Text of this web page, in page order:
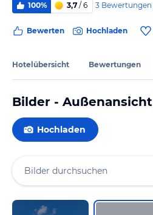
100% 3,7 / 6 3 Bewertungen
Bewerten Hochladen
Hotelübersicht Bewertungen
Bilder - Außenansicht
Hochladen